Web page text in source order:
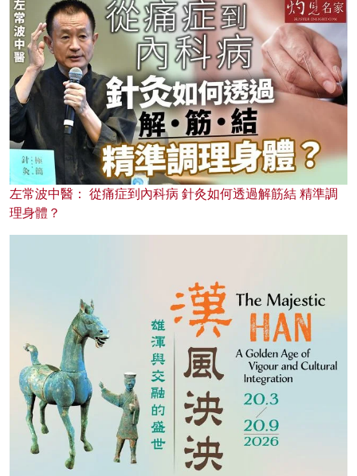
左常波中醫： 從痛症到內科病 針灸如何透過解筋結 精準調
理身體？